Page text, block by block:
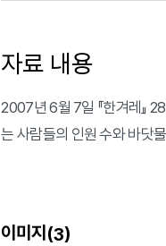
자료 내용
2007년 6월 7일 『한겨레』
는 사람들의 인원 수와 바닷
이미지(3)